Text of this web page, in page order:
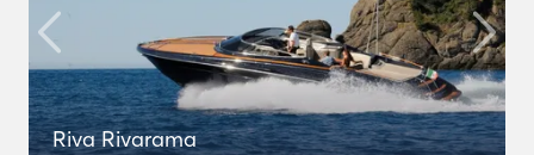
Riva Rivarama